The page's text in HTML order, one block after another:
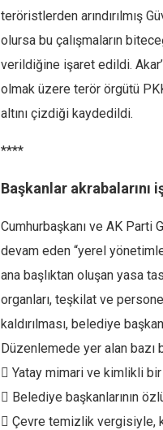
teröristlerden arındırılmış
olursa bu çalışmaların
verildiğine işaret edildi.
olmak üzere terör örgütü
altını çizdiği kaydedildi.
****
Başkanlar akrabalarını
Cumhurbaşkanı ve AK Parti
devam eden “yerel
ana başlıktan oluşan yasa
organları, teşkilat ve
kaldırılması, belediye
Düzenlemede yer alan bazı
 Yatay mimari ve kimlikli bir
 Belediye başkanlarının
 Çevre temizlik vergisiyle,